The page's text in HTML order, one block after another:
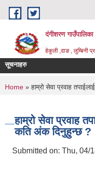
Skip to main content
दंगीशरण गाउँपालिका
हेकुली ,दाङ , लुम्बिनी
सूचनाहरु
You are here
Home » हाम्रो सेवा प्रवाह
हाम्रो सेवा प्रवाह
कति अंक दिनुहुन्छ ?
Submitted on: Thu, 04/